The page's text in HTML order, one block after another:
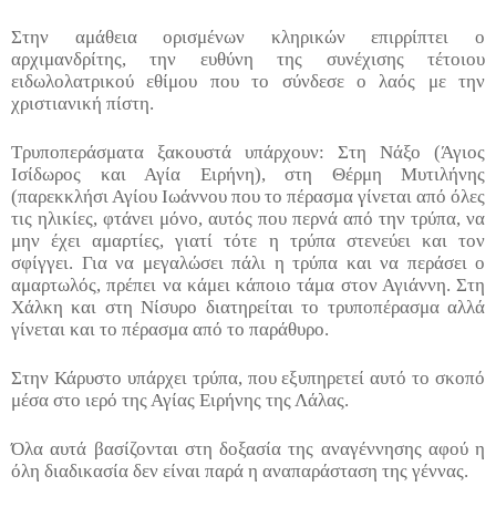
Στην αμάθεια ορισμένων κληρικών επιρρίπτει ο
αρχιμανδρίτης, την ευθύνη της συνέχισης τέτοιου
ειδωλολατρικού εθίμου που το σύνδεσε ο λαός με την
χριστιανική πίστη.
Τρυποπεράσματα ξακουστά υπάρχουν: Στη Νάξο (Άγιος
Ισίδωρος και Αγία Ειρήνη), στη Θέρμη Μυτιλήνης
(παρεκκλήσι Αγίου Ιωάννου που το πέρασμα γίνεται από όλες
τις ηλικίες, φτάνει μόνο, αυτός που περνά από την τρύπα, να
μην έχει αμαρτίες, γιατί τότε η τρύπα στενεύει και τον
σφίγγει. Για να μεγαλώσει πάλι η τρύπα και να περάσει ο
αμαρτωλός, πρέπει να κάμει κάποιο τάμα στον Αγιάννη. Στη
Χάλκη και στη Νίσυρο διατηρείται το τρυποπέρασμα αλλά
γίνεται και το πέρασμα από το παράθυρο.
Στην Κάρυστο υπάρχει τρύπα, που εξυπηρετεί αυτό το σκοπό
μέσα στο ιερό της Αγίας Ειρήνης της Λάλας.
Όλα αυτά βασίζονται στη δοξασία της αναγέννησης αφού η
όλη διαδικασία δεν είναι παρά η αναπαράσταση της γέννας.